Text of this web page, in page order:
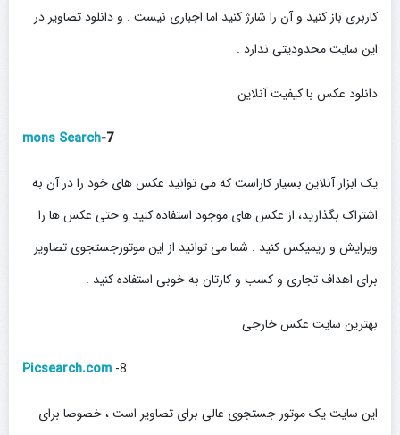
کاربری باز کنید و آن را شارژ کنید اما اجباری نیست . و دانلود تصاویر در
این سایت محدودیتی ندارد .
دانلود عکس با کیفیت آنلاین
7-
mons Search
یک ابزار آنلاین بسیار کاراست که می توانید عکس های خود را در آن به
اشتراک بگذارید، از عکس های موجود استفاده کنید و حتی عکس ها را
ویرایش و ریمیکس کنید . شما می توانید از این موتورجستجوی تصاویر
برای اهداف تجاری و کسب و کارتان به خوبی استفاده کنید .
بهترین سایت عکس خارجی
8-
Picsearch.com
این سایت یک موتور جستجوی عالی برای تصاویر است ، خصوصا برای